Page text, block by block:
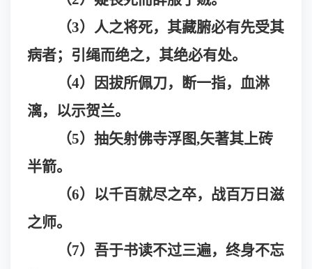
（3）人之将死，其藏腑必有先受其
病者；引绳而绝之，其绝必有处。
（4）因拔所佩刀，断一指，血淋
漓，以示贺兰。
（5）抽矢射佛寺浮图,矢著其上砖
半箭。
（6）以千百就尽之卒，战百万日滋
之师。
（7）吾于书读不过三遍，终身不忘